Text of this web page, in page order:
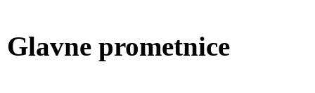
Glavne prometnice